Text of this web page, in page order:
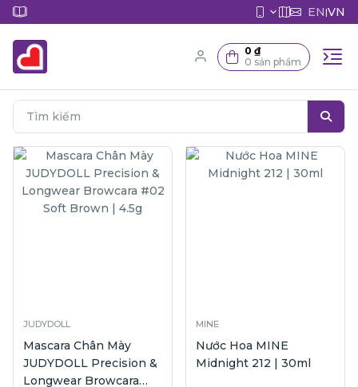
EN|VN
0 ₫
0 sản phẩm
JUDYDOLL
Mascara Chân Mày
JUDYDOLL Precision &
Longwear Browcara
MINE
Nước Hoa MINE
Midnight 212 | 30ml